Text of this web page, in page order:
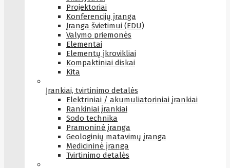
Projektoriai
Konferencijų įranga
Įranga švietimui (EDU)
Valymo priemonės
Elementai
Elementų įkrovikliai
Kompaktiniai diskai
Kita
Įrankiai, tvirtinimo detalės
Elektriniai / akumuliatoriniai įrankiai
Rankiniai įrankiai
Sodo technika
Pramoninė įranga
Geologinių matavimų įranga
Medicininė įranga
Tvirtinimo detalės